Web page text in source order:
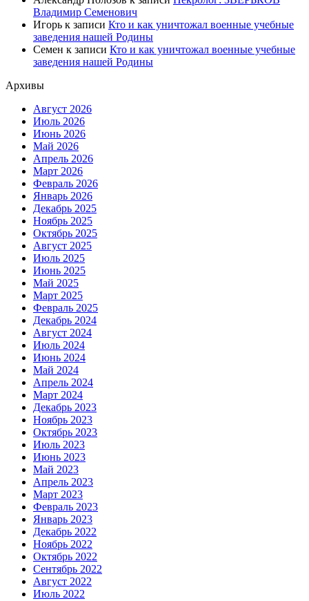
Владимир Семенович
Игорь к записи Кто и как уничтожал военные учебные
заведения нашей Родины
Семен к записи Кто и как уничтожал военные учебные
заведения нашей Родины
Архивы
Август 2026
Июль 2026
Июнь 2026
Май 2026
Апрель 2026
Март 2026
Февраль 2026
Январь 2026
Декабрь 2025
Ноябрь 2025
Октябрь 2025
Август 2025
Июль 2025
Июнь 2025
Май 2025
Март 2025
Февраль 2025
Декабрь 2024
Август 2024
Июль 2024
Июнь 2024
Май 2024
Апрель 2024
Март 2024
Декабрь 2023
Ноябрь 2023
Октябрь 2023
Июль 2023
Июнь 2023
Май 2023
Апрель 2023
Март 2023
Февраль 2023
Январь 2023
Декабрь 2022
Ноябрь 2022
Октябрь 2022
Сентябрь 2022
Август 2022
Июль 2022